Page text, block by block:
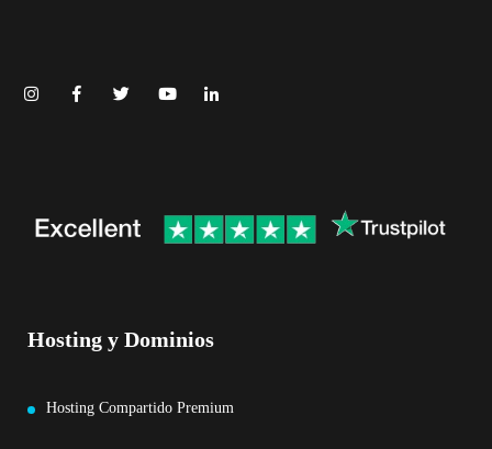
Hosting y Dominios
Hosting Compartido Premium